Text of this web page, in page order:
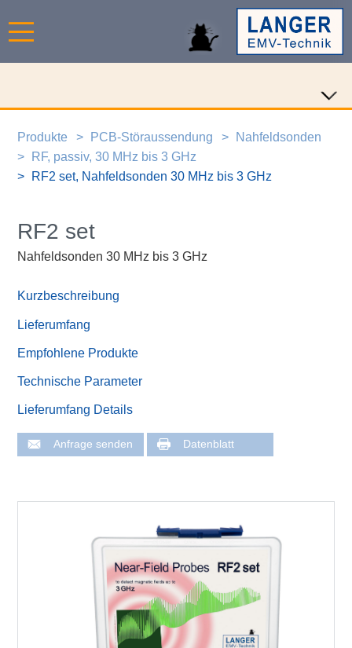
Produkte PCB-Störaussendung
Nahfeldsonden
RF, passiv, 30 MHz bis 3 GHz
RF2 set, Nahfeldsonden 30 MHz bis 3 GHz
RF2 set
Nahfeldsonden 30 MHz bis 3 GHz
Kurzbeschreibung
Lieferumfang
Empfohlene Produkte
Technische Parameter
Lieferumfang Details
Anfrage senden Datenblatt